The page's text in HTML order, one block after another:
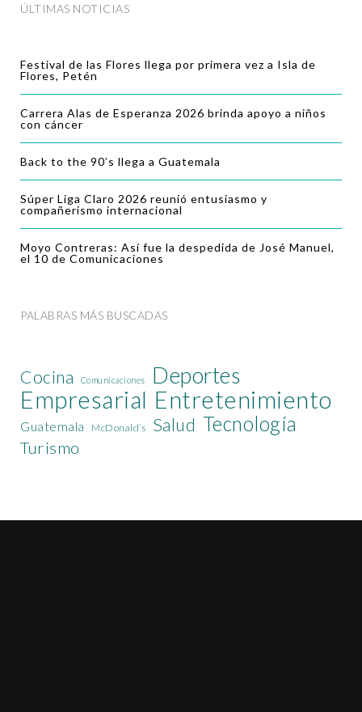
ÚLTIMAS NOTICIAS
Festival de las Flores llega por primera vez a Isla de
Flores, Petén
Carrera Alas de Esperanza 2026 brinda apoyo a niños
con cáncer
Back to the 90’s llega a Guatemala
Súper Liga Claro 2026 reunió entusiasmo y
compañerismo internacional
Moyo Contreras: Así fue la despedida de José Manuel,
el 10 de Comunicaciones
PALABRAS MÁS BUSCADAS
Cocina Comunicaciones Deportes
Empresarial Entretenimiento
Guatemala McDonald’s Salud Tecnología
Turismo